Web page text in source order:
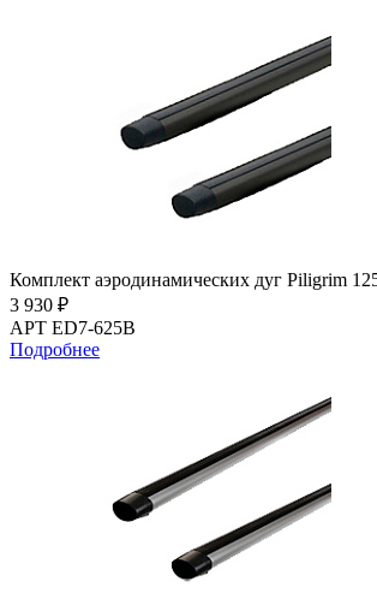
Комплект аэродинамических дуг Piligrim
3 930 ₽
АРТ ED7-625B
Подробнее